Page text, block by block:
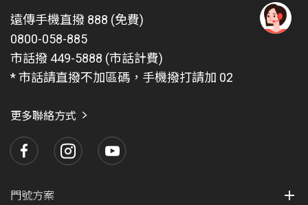
遠傳手機直撥 888 (免費)
0800-058-885
市話撥 449-5888 (市話計費)
* 市話請直撥不加區碼，手機撥打請加 02
更多聯絡方式
門號方案